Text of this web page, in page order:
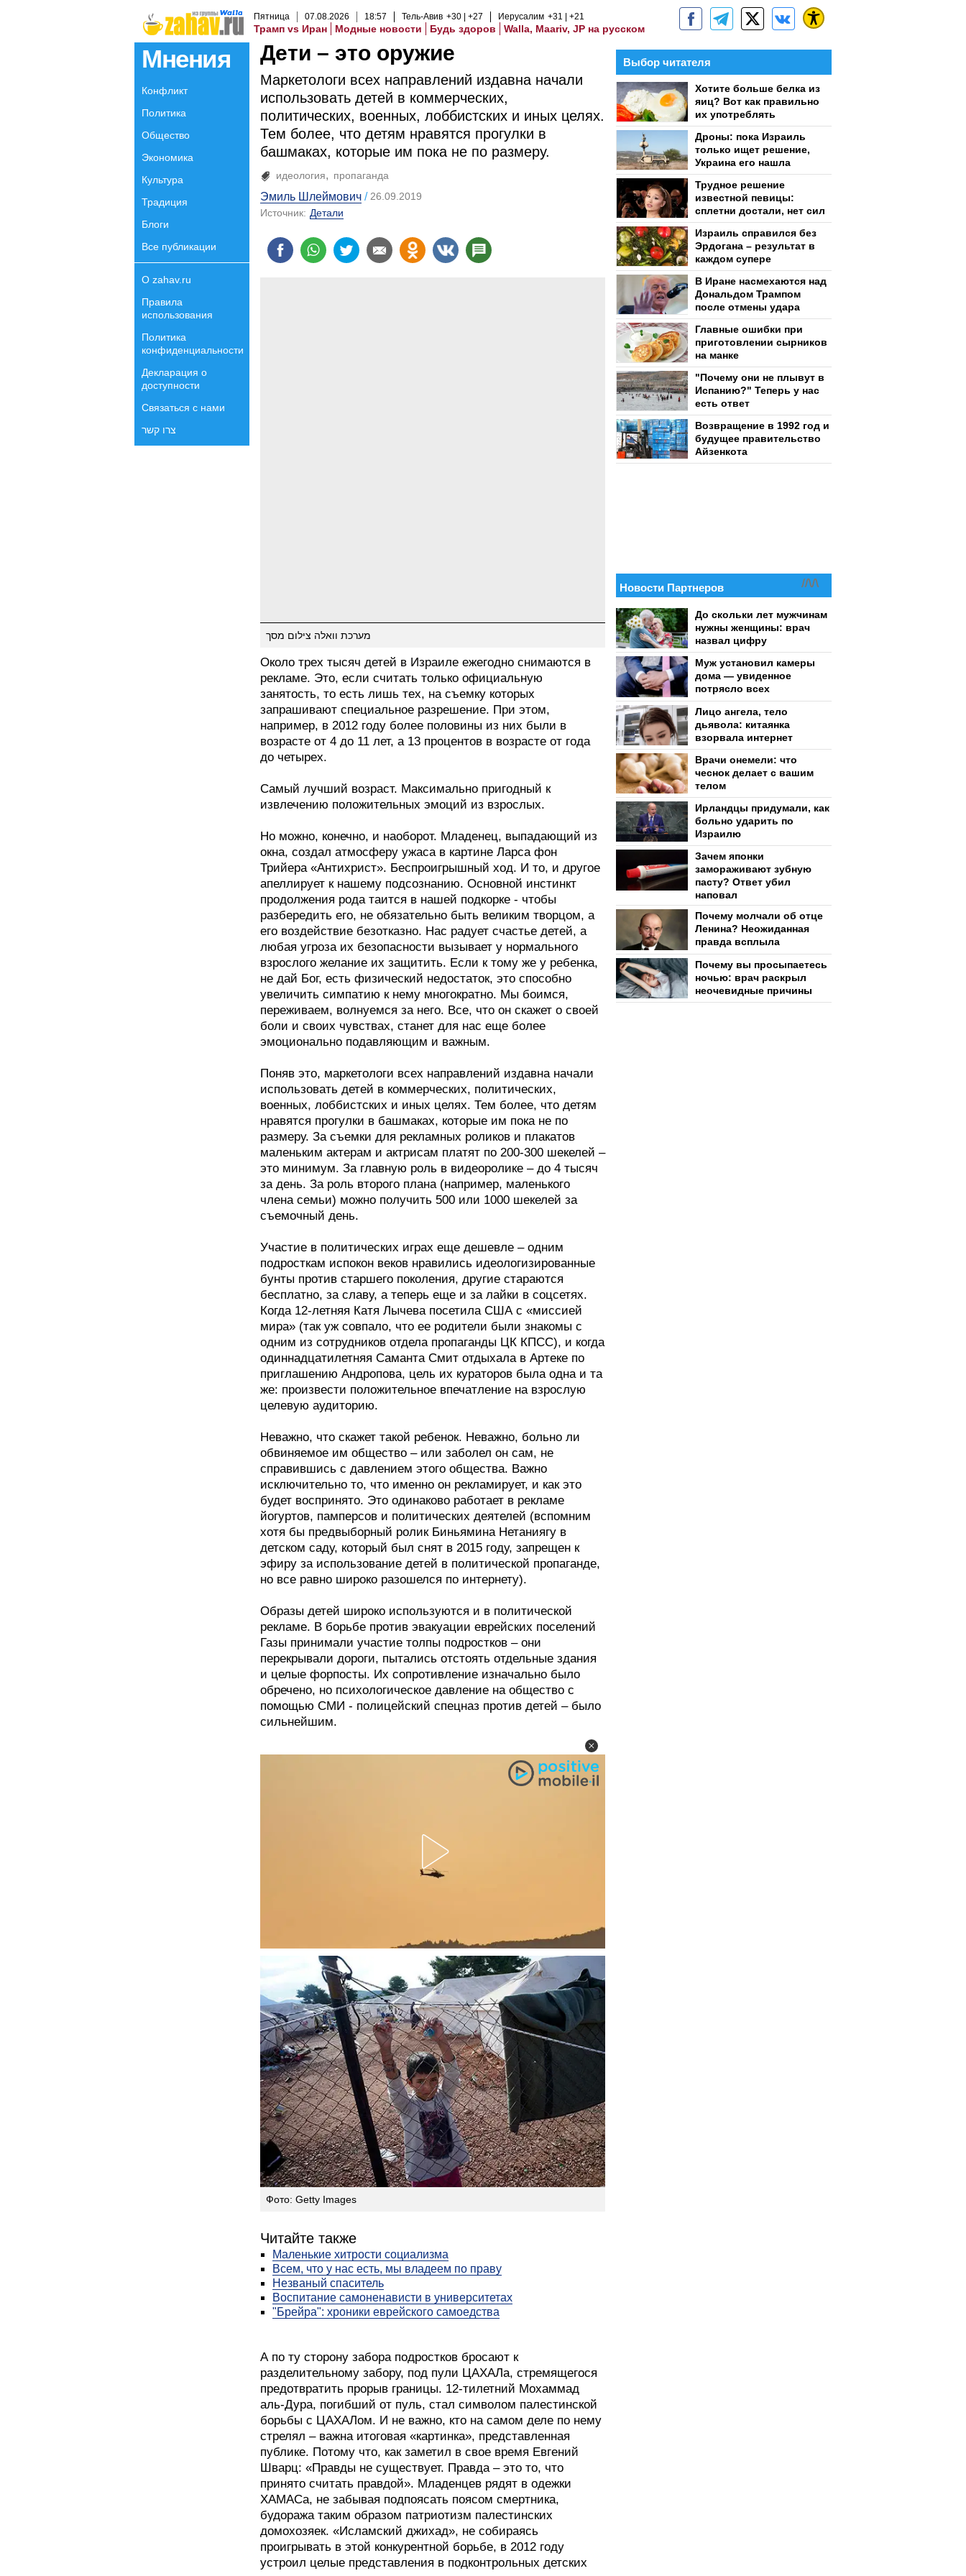
Пятница 07.08.2026 18:57 Тель-Авив +30 +27 Иерусалим +31 +21
Трамп vs Иран Модные новости Будь здоров Walla, Maariv, JP на русском
Мнения
Конфликт
Политика
Общество
Экономика
Культура
Традиция
Блоги
Все публикации
О zahav.ru
Правила
использования
Политика
конфиденциальности
Декларация о
доступности
Связаться с нами
צרו קשר
Дети – это оружие
Mаркетологи всех направлений издавна начали
использовать детей в коммерческих,
политических, военных, лоббистских и иных целях.
Тем более, что детям нравятся прогулки в
башмаках, которые им пока не по размеру.
идеология пропаганда
Эмиль Шлеймович
26.09.2019
Источник: Детали
מערכת וואלה צילום מסך
Около трех тысяч детей в Израиле ежегодно снимаются в
рекламе. Это, если считать только официальную
занятость, то есть лишь тех, на съемку которых
запрашивают специальное разрешение. При этом,
например, в 2012 году более половины из них были в
возрасте от 4 до 11 лет, а 13 процентов в возрасте от года
до четырех.
Самый лучший возраст. Максимально пригодный к
извлечению положительных эмоций из взрослых.
Но можно, конечно, и наоборот. Младенец, выпадающий из
окна, создал атмосферу ужаса в картине Ларса фон
Трийера «Антихрист». Беспроигрышный ход. И то, и другое
апеллирует к нашему подсознанию. Основной инстинкт
продолжения рода таится в нашей подкорке - чтобы
разбередить его, не обязательно быть великим творцом, а
его воздействие безотказно. Нас радует счастье детей, а
любая угроза их безопасности вызывает у нормального
взрослого желание их защитить. Если к тому же у ребенка,
не дай Бог, есть физический недостаток, это способно
увеличить симпатию к нему многократно. Мы боимся,
переживаем, волнуемся за него. Все, что он скажет о своей
боли и своих чувствах, станет для нас еще более
эмоционально подавляющим и важным.
Поняв это, маркетологи всех направлений издавна начали
использовать детей в коммерческих, политических,
военных, лоббистских и иных целях. Тем более, что детям
нравятся прогулки в башмаках, которые им пока не по
размеру. За съемки для рекламных роликов и плакатов
маленьким актерам и актрисам платят по 200-300 шекелей –
это минимум. За главную роль в видеоролике – до 4 тысяч
за день. За роль второго плана (например, маленького
члена семьи) можно получить 500 или 1000 шекелей за
съемочный день.
Участие в политических играх еще дешевле – одним
подросткам испокон веков нравились идеологизированные
бунты против старшего поколения, другие стараются
бесплатно, за славу, а теперь еще и за лайки в соцсетях.
Когда 12-летняя Катя Лычева посетила США с «миссией
мира» (так уж совпало, что ее родители были знакомы с
одним из сотрудников отдела пропаганды ЦК КПСС), и когда
одиннадцатилетняя Саманта Смит отдыхала в Артеке по
приглашению Андропова, цель их кураторов была одна и та
же: произвести положительное впечатление на взрослую
целевую аудиторию.
Неважно, что скажет такой ребенок. Неважно, больно ли
обвиняемое им общество – или заболел он сам, не
справившись с давлением этого общества. Важно
исключительно то, что именно он рекламирует, и как это
будет воспринято. Это одинаково работает в рекламе
йогуртов, памперсов и политических деятелей (вспомним
хотя бы предвыборный ролик Биньямина Нетаниягу в
детском саду, который был снят в 2015 году, запрещен к
эфиру за использование детей в политической пропаганде,
но все равно широко разошелся по интернету).
Образы детей широко используются и в политической
рекламе. В борьбе против эвакуации еврейских поселений
Газы принимали участие толпы подростков – они
перекрывали дороги, пытались отстоять отдельные здания
и целые форпосты. Их сопротивление изначально было
обречено, но психологическое давление на общество с
помощью СМИ - полицейский спецназ против детей – было
сильнейшим.
Фото: Getty Images
Читайте также
Маленькие хитрости социализма
Всем, что у нас есть, мы владеем по праву
Незваный спаситель
Воспитание самоненависти в университетах
"Брейра": хроники еврейского самоедства
А по ту сторону забора подростков бросают к
разделительному забору, под пули ЦАХАЛа, стремящегося
предотвратить прорыв границы. 12-тилетний Мохаммад
аль-Дура, погибший от пуль, стал символом палестинской
борьбы с ЦАХАЛом. И не важно, кто на самом деле по нему
стрелял – важна итоговая «картинка», представленная
публике. Потому что, как заметил в свое время Евгений
Шварц: «Правды не существует. Правда – это то, что
принято считать правдой». Младенцев рядят в одежки
ХАМАСа, не забывая подпоясать поясом смертника,
будоража таким образом патриотизм палестинских
домохозяек. «Исламский джихад», не собираясь
проигрывать в этой конкурентной борьбе, в 2012 году
устроил целые представления в подконтрольных детских
Выбор читателя
Хотите больше белка из
яиц? Вот как правильно
их употреблять
Дроны: пока Израиль
только ищет решение,
Украина его нашла
Трудное решение
известной певицы:
сплетни достали, нет сил
Израиль справился без
Эрдогана – результат в
каждом супере
В Иране насмехаются над
Дональдом Трампом
после отмены удара
Главные ошибки при
приготовлении сырников
на манке
"Почему они не плывут в
Испанию?" Теперь у нас
есть ответ
Возвращение в 1992 год и
будущее правительство
Айзенкота